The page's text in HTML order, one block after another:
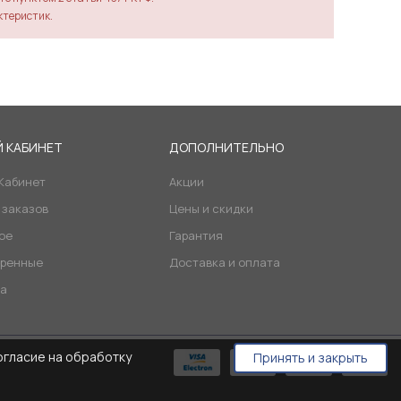
ДОПОЛНИТЕЛЬНО
Акции
Цены и скидки
Гарантия
Доставка и оплата
на обработку
Принять и закрыть